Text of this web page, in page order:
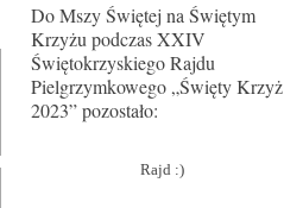
Do Mszy Świętej na Świętym
Krzyżu podczas XXIV
Świętokrzyskiego Rajdu
Pielgrzymkowego „Święty Krzyż
2023” pozostało:
Rajd :)